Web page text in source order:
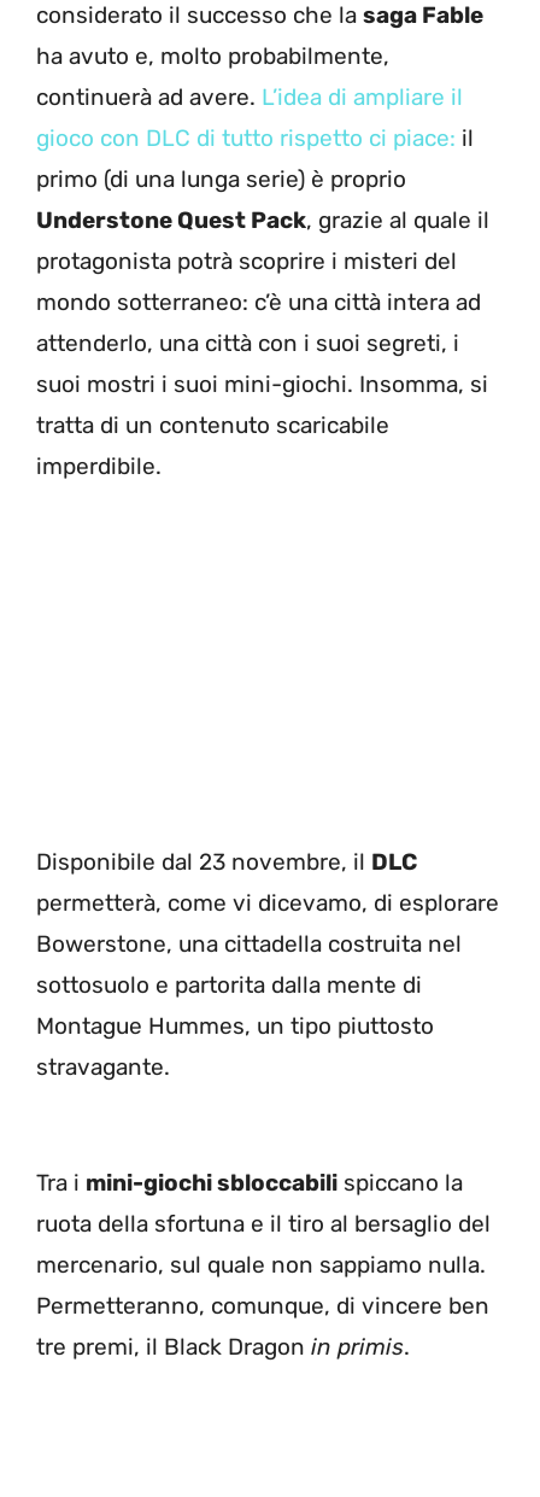
considerato il successo che la saga Fable
ha avuto e, molto probabilmente,
continuerà ad avere. L’idea di ampliare il
gioco con DLC di tutto rispetto ci piace: il
primo (di una lunga serie) è proprio
Understone Quest Pack, grazie al quale il
protagonista potrà scoprire i misteri del
mondo sotterraneo: c’è una città intera ad
attenderlo, una città con i suoi segreti, i
suoi mostri i suoi mini-giochi. Insomma, si
tratta di un contenuto scaricabile
imperdibile.
Disponibile dal 23 novembre, il DLC
permetterà, come vi dicevamo, di esplorare
Bowerstone, una cittadella costruita nel
sottosuolo e partorita dalla mente di
Montague Hummes, un tipo piuttosto
stravagante.
Tra i mini-giochi sbloccabili spiccano la
ruota della sfortuna e il tiro al bersaglio del
mercenario, sul quale non sappiamo nulla.
Permetteranno, comunque, di vincere ben
tre premi, il Black Dragon in primis.